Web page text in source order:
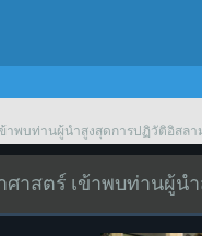
าพบท่านผู้นำสูงสุดการปฏิวัติอิสลา
าสตร์ เข้าพบท่านผู้น